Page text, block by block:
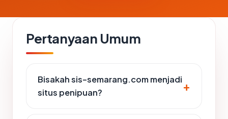
Pertanyaan Umum
Bisakah sis-semarang.com menjadi
situs penipuan?